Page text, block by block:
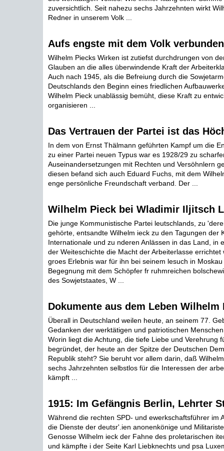
zuversichtlich. Seit nahezu sechs Jahrzehnten wirkt
Redner in unserem Volk ...
Aufs engste mit dem Volk verbunden
Wilhelm Piecks Wirken ist zutiefst durchdrungen von
Glauben an die alles überwindende Kraft der
Auch nach 1945, als die Befreiung durch die
Deutschlands den Beginn eines friedlichen
Wilhelm Pieck unablässig bemüht, diese Kraft zu
organisieren ...
Das Vertrauen der Partei ist das
In dem von Ernst Thälmann geführten Kampf um die
zu einer Partei neuen Typus war es 1928/29 zu
Auseinandersetzungen mit Rechten und Versöhnlern
diesen befand sich auch Eduard Fuchs, mit dem
enge persönliche Freundschaft verband. Der ...
Wilhelm Pieck bei Wladimir Iljitsch
Die junge Kommunistische Partei leutschlands, zu
gehörte, entsandte Wilhelm ieck zu den Tagungen der
Internationale und zu nderen Anlässen in das Land, in
der Weiteschichte die Macht der Arbeiterlasse errichtet
groes Erlebnis war für ihn bei seinem lesuch in
Begegnung mit dem Schöpfer fr ruhmreichen
des Sowjetstaates, W ...
Dokumente aus dem Leben Wilhelm
Überall in Deutschland weilen heute, an seinem 77.
Gedanken der werktätigen und patriotischen
Worin liegt die Achtung, die tiefe Liebe und Verehrung
begründet, der heute an der Spitze der Deutschen
Republik steht? Sie beruht vor allem darin, daß
sechs Jahrzehnten selbstlos für die Interessen der
kämpft ...
1915: Im Gefängnis Berlin, Lehrter
Während die rechten SPD- und ewerkschaftsführer im
die Dienste der deutsr'.ien anonenkönige und
Genosse Wilhelm ieck der Fahne des proletarischen
und kämpfte i der Seite Karl Liebknechts und psa